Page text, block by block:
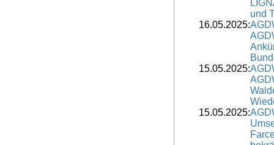
und
16.05.2025:
15.05.2025:
15.05.2025: